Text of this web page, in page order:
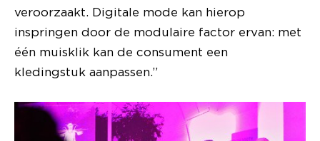
veroorzaakt. Digitale mode kan hierop
inspringen door de modulaire factor ervan: met
één muisklik kan de consument een
kledingstuk aanpassen.”